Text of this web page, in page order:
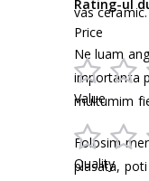
vas ceramic.
Ne luam
importanta
multumim
Folosim
plasata,
Rating-ul
Price
1
2
3
4
5
Value
1
2
3
4
5
Quality